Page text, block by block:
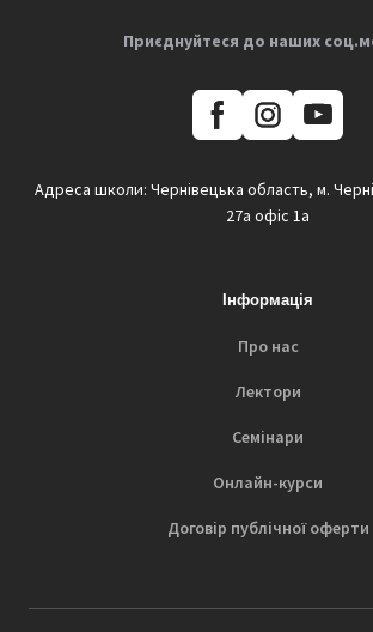
Приєднуйтеся до наших
Адреса школи: Чернівецька область, м.
27а офіс 1а
Інформація
Про нас
Лектори
Семінари
Онлайн-курси
Договір публічної оферти